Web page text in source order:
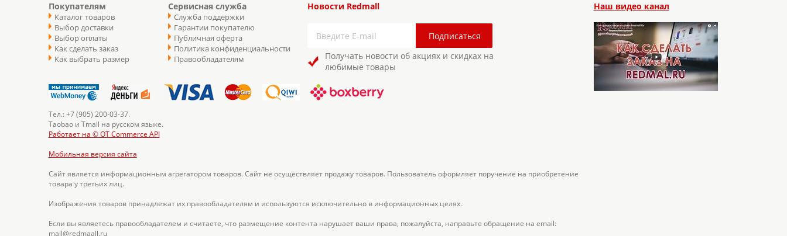
Покупателям
Каталог товаров
Выбор доставки
Выбор оплаты
Как сделать заказ
Как выбрать размер
Сервисная служба
Служба поддержки
Гарантии покупателю
Публичная оферта
Политика конфиденциальности
Правообладателям
Новости Redmall
Получать новости об акциях и скидках на
любимые товары
Тел.: +7 (905) 200-03-37.
Taobao и Tmall на русском языке.
Работает на © OT Commerce API
Мобильная версия сайта
Сайт является информационным агрегатором товаров. Сайт не осуществляет продажу товаров. Пользователь оформляет поручение на приобретение
товара у третьих лиц.
Изображения товаров принадлежат их правообладателям и используются исключительно в информационных целях.
Если вы являетесь правообладателем и считаете, что размещение контента нарушает ваши права, пожалуйста, направьте обращение на email:
mail@redmaall.ru
Наш видео канал